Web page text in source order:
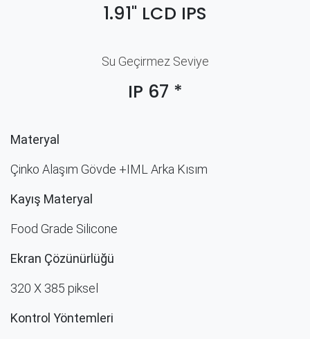
1.91" LCD IPS
Su Geçirmez Seviye
IP 67 *
Materyal
Çinko Alaşım Gövde +IML Arka Kısım
Kayış Materyal
Food Grade Silicone
Ekran Çözünürlüğü​
320 X 385 piksel
Kontrol Yöntemleri​